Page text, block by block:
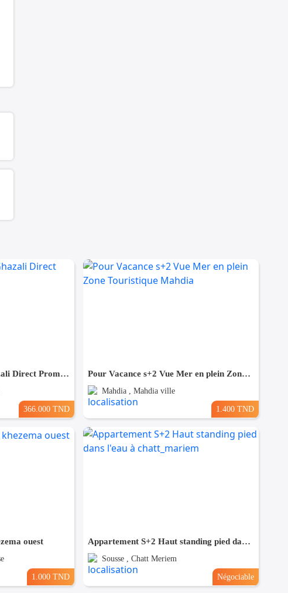
(S+3) à Bouhsina el Ghazali Direct Promoteur
366.000 TND
Pour Vacance s+2 Vue Mer en plein Zone Touristique Mahdia
Mahdia , Mahdia ville
1.400 TND
ouest
1.000 TND
Appartement S+2 Haut standing pied dans l'eau à chatt_mariem
Sousse , Chatt Meriem
Négociable